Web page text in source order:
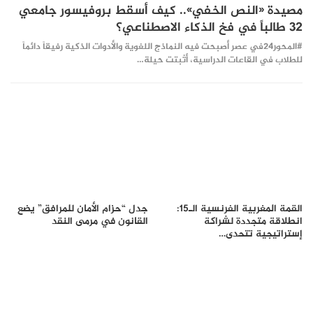
مصيدة «النص الخفي».. كيف أسقط بروفيسور جامعي
32 طالباً في فخ الذكاء الاصطناعي؟
#المحور24 ​في عصر أصبحت فيه النماذج اللغوية والأدوات الذكية رفيقاً دائماً
للطلاب في القاعات الدراسية، أثبتت حيلة…
القمة المغربية الفرنسية الـ15:
انطلاقة متجددة لشراكة
إستراتيجية تتحدى…
جدل “حزام الأمان للمرافق” يضع
القانون في مرمى النقد